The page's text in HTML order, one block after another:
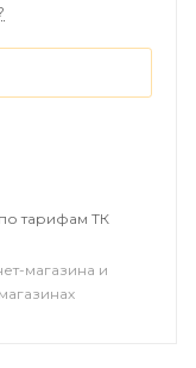
по тарифам ТК
магазина и